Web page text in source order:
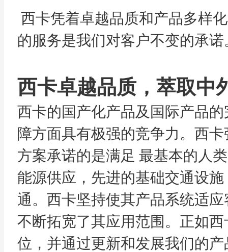
西卡凭着卓越品质和产品多样
的服务是我们对客户不变的承诺
西卡卓越品质，萃取中
西卡的国产化产品及国际产品
障方面具有极强的竞争力。西
方案承诺的是满足 最基本的人
能源供应，先进的基础交通设
通。西卡坚持使其产品系统适
不断拓宽了其应用范围。正如
位，并通过更新和发展我们的